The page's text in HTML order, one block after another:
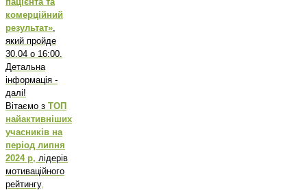
комерційний
результат»
який пройде
30.04 о 16:00.
Детальна
інформація -
далі!
Вітаємо з ТОП
найактивніших
учасників на
період липня
2024 р, лідерів
мотиваційного
рейтингу,